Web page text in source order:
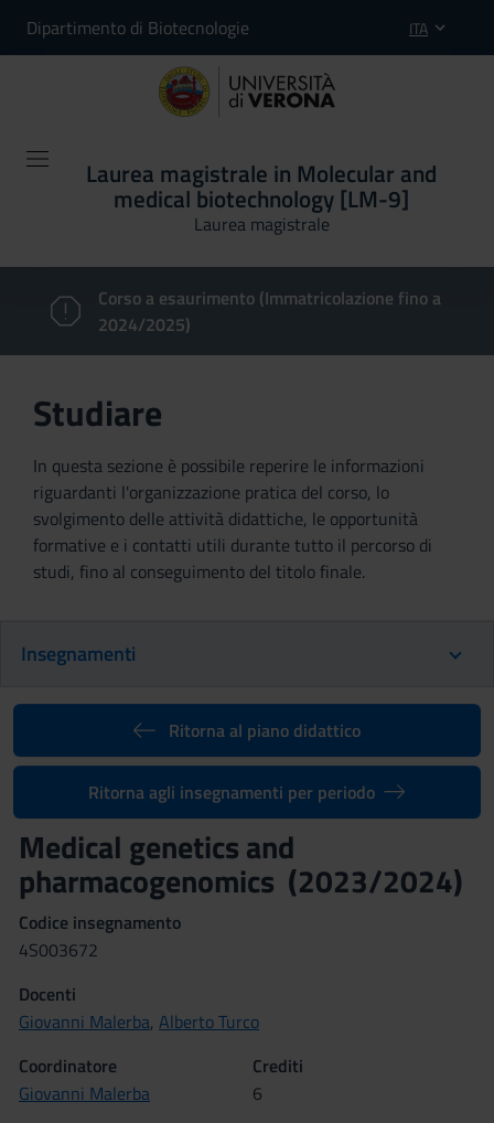
Dipartimento di Biotecnologie ITA
Laurea magistrale in Molecular and
medical biotechnology [LM-9]
Laurea magistrale
Corso a esaurimento (Immatricolazione fino a
2024/2025)
Studiare
In questa sezione è possibile reperire le informazioni
riguardanti l'organizzazione pratica del corso, lo
svolgimento delle attività didattiche, le opportunità
formative e i contatti utili durante tutto il percorso di
studi, fino al conseguimento del titolo finale.
Insegnamenti
Ritorna al piano didattico
Ritorna agli insegnamenti per periodo
Medical genetics and
pharmacogenomics (2023/2024)
Codice insegnamento
4S003672
Docenti
Giovanni Malerba, Alberto Turco
Coordinatore
Giovanni Malerba
Crediti
6